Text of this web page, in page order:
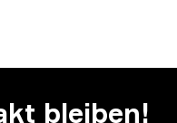
bleiben!